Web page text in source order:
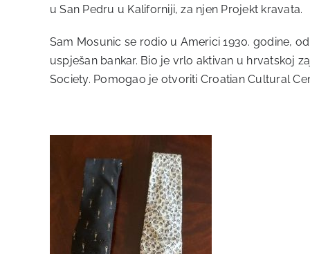
u San Pedru u Kaliforniji, za njen Projekt kravata.
Sam Mosunic se rodio u Americi 1930. godine,
uspješan bankar. Bio je vrlo aktivan u hrvatskoj
Society. Pomogao je otvoriti Croatian Cultural